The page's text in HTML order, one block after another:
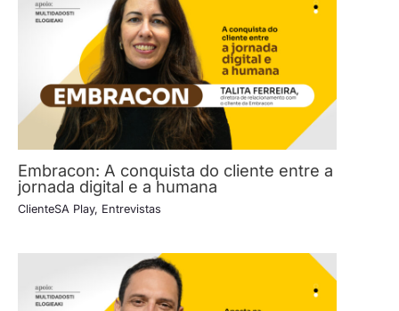
Embracon: A conquista do cliente entre a
jornada digital e a humana
ClienteSA Play, Entrevistas